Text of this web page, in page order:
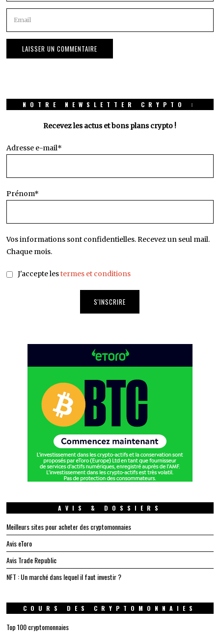
NOTRE NEWSLETTER CRYPTO :
Recevez les actus et bons plans crypto !
Adresse e-mail*
Prénom*
Vos informations sont confidentielles. Recevez un seul mail.
Chaque mois.
J'accepte lestermes et conditions
AVIS & DOSSIERS
Meilleurs sites pour acheter des cryptomonnaies
Avis eToro
Avis Trade Republic
NFT : Un marché dans lequel il faut investir ?
COURS DES CRYPTOMONNAIES
Top 100 cryptomonnaies